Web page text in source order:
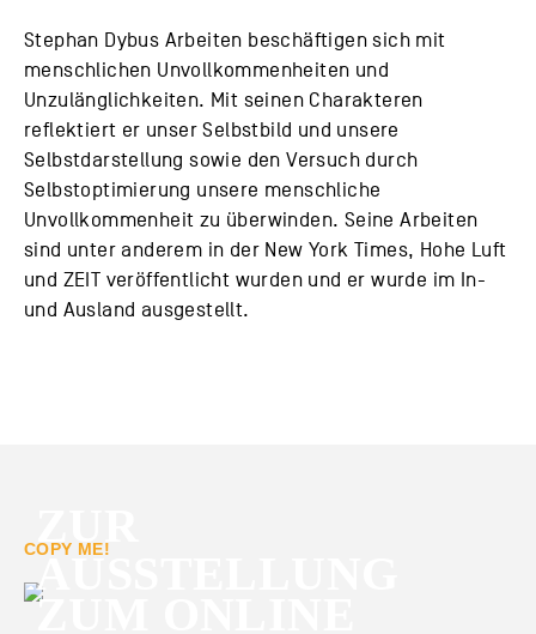
Stephan Dybus Arbeiten beschäftigen sich mit
menschlichen Unvollkommenheiten und
Unzulänglichkeiten. Mit seinen Charakteren
reflektiert er unser Selbstbild und unsere
Selbstdarstellung sowie den Versuch durch
Selbstoptimierung unsere menschliche
Unvollkommenheit zu überwinden. Seine Arbeiten
sind unter anderem in der New York Times, Hohe Luft
und ZEIT veröffentlicht wurden und er wurde im In-
und Ausland ausgestellt.
COPY ME!
AUSSTELLUNG
ZUM ONLINE